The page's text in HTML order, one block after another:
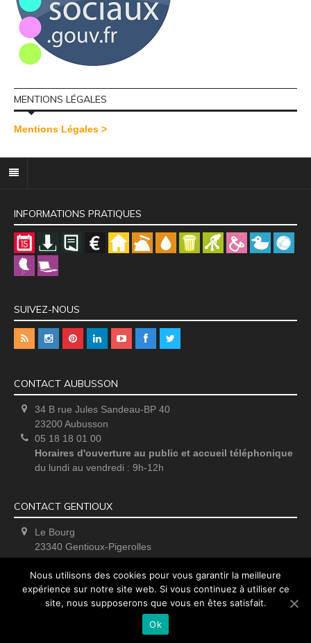
MENTIONS LÉGALES
Mentions Légales >
INFORMATIONS PRATIQUES
SUIVEZ-NOUS
CONTACT AUBUSSON
34 B rue Jules Sandeau-BP 40
23200 Aubusson
05 18 18 01 00
Horaires d'ouverture au public et accueil téléphonique
du lundi au vendredi : 9h-12h
CONTACT GENTIOUX
Le Bourg
23340 Gentioux-Pigerolles
Nous utilisons des cookies pour vous garantir la meilleure
expérience sur notre site web. Si vous continuez à utiliser ce
site, nous supposerons que vous en êtes satisfait.
Ok